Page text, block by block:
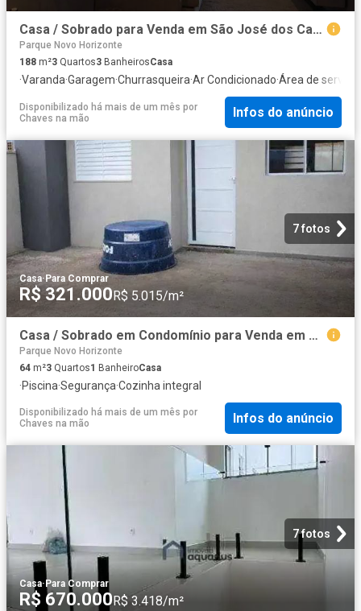
Casa / Sobrado para Venda em São José dos Campos/SP Jardim Nova Flórida 3 Quartos
Parque Novo Horizonte
188 m²3 Quartos3 BanheirosCasa
·Varanda·Garagem·Churrasqueira·Ar Condicionado·Área de serviço
Disponibilizado há mais de um mês por
Chaves na mão
Infos do anúncio
7 fotos
Casa·Para Comprar
R$ 321.000R$ 5.015/m²
Casa / Sobrado em Condomínio para Venda em São José dos Campos/SP Jardim Santa Hermínia 3 Quartos
Parque Novo Horizonte
64 m²3 Quartos1 BanheiroCasa
·Piscina·Segurança·Cozinha integral
Disponibilizado há mais de um mês por
Chaves na mão
Infos do anúncio
7 fotos
Casa· Para Comprar
R$ 670.000R$ 3.418/m²